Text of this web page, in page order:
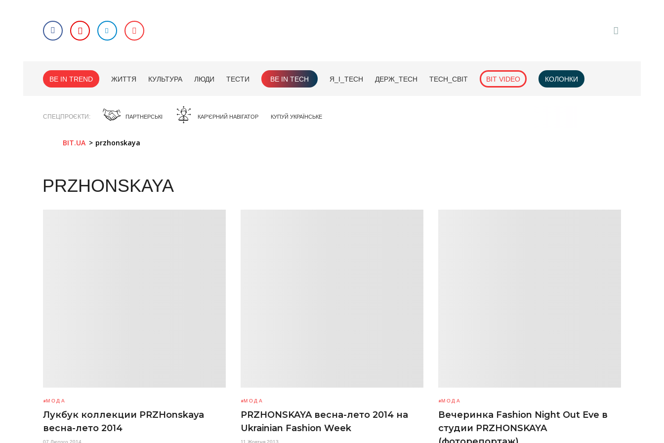
BE IN TREND ЖИТТЯ КУЛЬТУРА ЛЮДИ ТЕСТИ BE IN TECH Я_І_TECH ДЕРЖ_TECH TECH_СВІТ BIT VIDEO КОЛОНКИ
СПЕЦПРОЄКТИ ПАРТНЕРСЬКІ КАР'ЄРНИЙ НАВІГАТОР КУПУЙ УКРАЇНСЬКЕ
BIT.UA przhonskaya
PRZHONSKAYA
МОДА
Лукбук коллекции PRZHonskaya
весна-лето 2014
07 Лютого 2014
МОДА
PRZHONSKAYA весна-лето 2014 на
Ukrainian Fashion Week
11 Жовтня 2013
МОДА
Вечеринка Fashion Night Out Eve в
студии PRZHONSKAYA